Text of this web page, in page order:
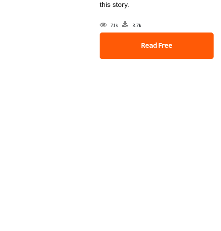
this story.
7.1k 3.7k
Read Free